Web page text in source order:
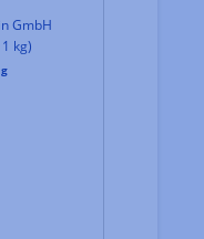
GmbH
kg)